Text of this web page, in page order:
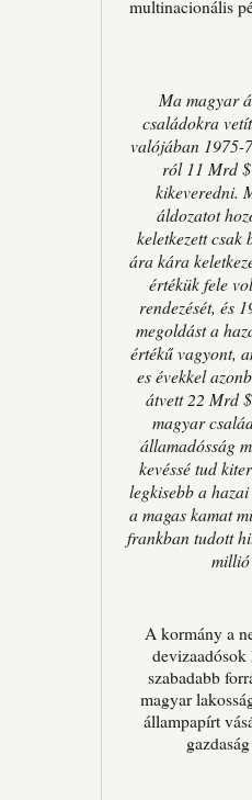
multinacionális
Ma magyar
családokra
valójában 1975-
ról 11 Mrd
kikeveredni.
áldozatot
keletkezett
ára kára
értékük fele
rendezését, és
megoldást a
értékű vagyont,
es évekkel
átvett 22 Mrd
magyar
államadósság
kevéssé tud
legkisebb a
a magas kamat
frankban tudott
millió
A kormány a
devizaadósok
szabadabb
magyar
állampapírt